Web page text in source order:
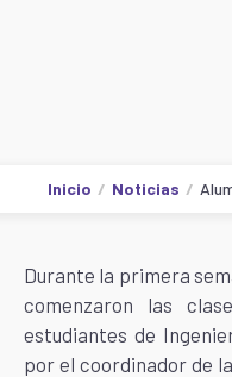
Inicio Noticias
Durante la primera
comenzaron las
estudiantes de
por el coordinador de